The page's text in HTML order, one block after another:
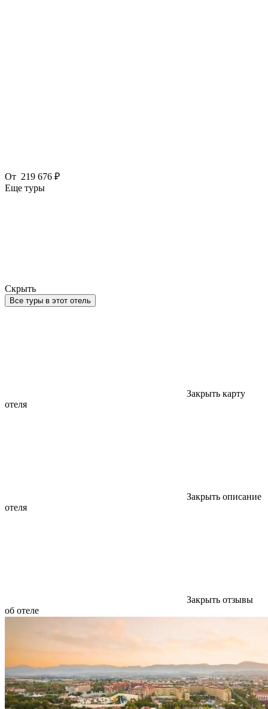
От 219 676 ₽
Еще туры
Скрыть
Все туры в этот отель
Закрыть карту
отеля
Закрыть описание
отеля
Закрыть отзывы
об отеле